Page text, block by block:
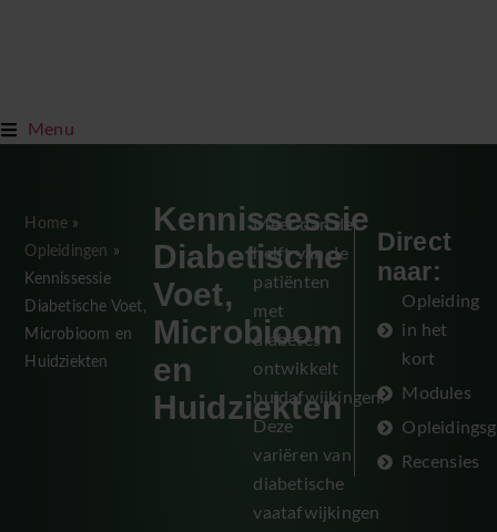
Menu
Home »
Opleidingen »
Kennissessie
Diabetische Voet,
Microbioom en
Huidziekten
Kennissessie
Diabetische
Voet,
Microbioom
en
Huidziekten
Meer dan de
helft van de
patiënten
met
diabetes
ontwikkelt
huidafwijkingen.
Deze
variëren van
diabetische
vaatafwijkingen
Direct
naar:
Opleiding
in het
kort
Modules
Recensies